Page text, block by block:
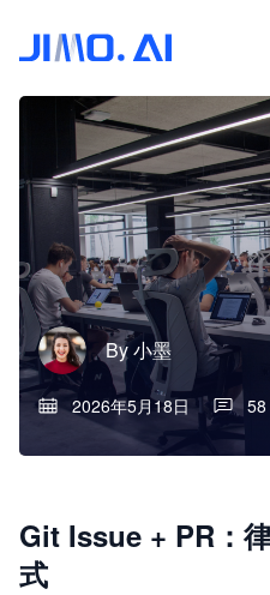
By小墨
2026年5月18日 58
Git Issue + PR：
式